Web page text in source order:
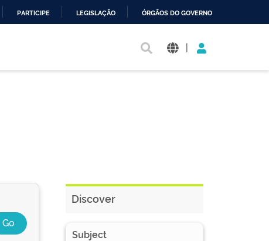
PARTICIPE LEGISLAÇÃO ÓRGÃOS DO GOVERNO
|
Discover
Subject